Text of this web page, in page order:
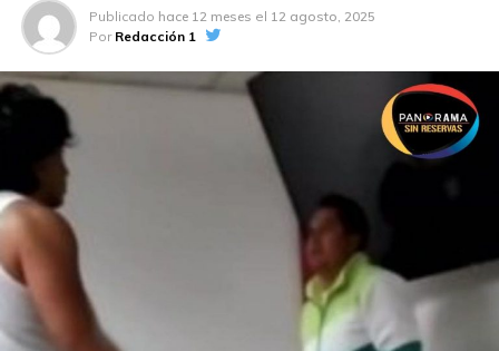
Publicado hace 12 meses el 12 agosto, 2025
Por Redacción 1